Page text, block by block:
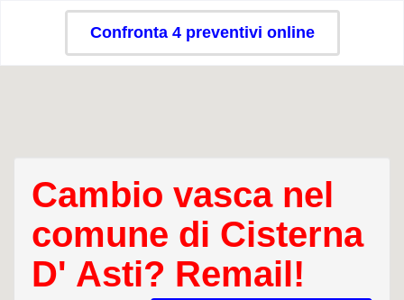
Confronta 4 preventivi online
Cambio vasca nel
comune di Cisterna
D' Asti? Remail!